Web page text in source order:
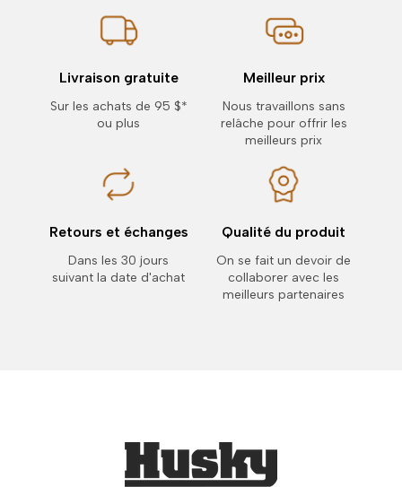
Livraison gratuite
Sur les achats de 95 $*
ou plus
Meilleur prix
Nous travaillons sans
relâche pour offrir les
meilleurs prix
Retours et échanges
Dans les 30 jours
suivant la date d'achat
Qualité du produit
On se fait un devoir de
collaborer avec les
meilleurs partenaires